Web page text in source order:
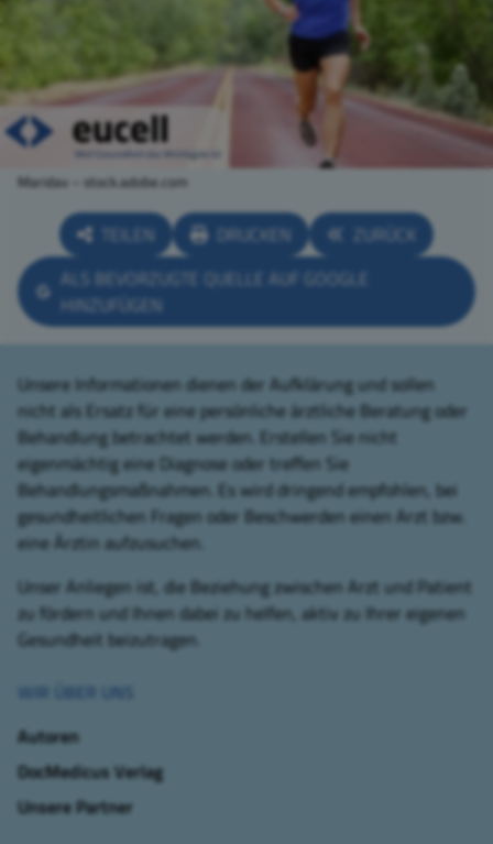
Maridav – stock.adobe.com
TEILEN DRUCKEN
ZURÜCK
ALS BEVORZUGTE QUELLE AUF GOOGLE
HINZUFÜGEN
Unsere Informationen dienen der Aufklärung und sollen
nicht als Ersatz für eine persönliche ärztliche Beratung oder
Behandlung betrachtet werden. Erstellen Sie nicht
eigenmächtig eine Diagnose oder treffen Sie
Behandlungsmaßnahmen. Es wird dringend empfohlen, bei
gesundheitlichen Fragen oder Beschwerden einen Arzt bzw.
eine Ärztin aufzusuchen.
Unser Anliegen ist, die Beziehung zwischen Arzt und Patient
zu fördern und Ihnen dabei zu helfen, aktiv zu Ihrer eigenen
Gesundheit beizutragen.
WIR ÜBER UNS
Autoren
DocMedicus Verlag
Unsere Partner